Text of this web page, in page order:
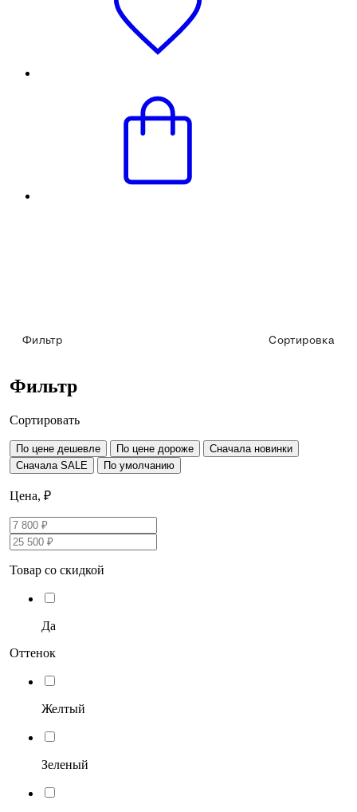
Фильтр Сортировка
Фильтр
Сортировать
По цене дешевле По цене дороже
Сначала новинки
Сначала SALE
По умолчанию
Цена, ₽
Товар со скидкой
Да
Оттенок
Желтый
Зеленый